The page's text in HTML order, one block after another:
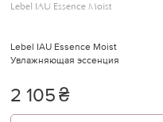
Lebel IAU Essence Moist
Lebel IAU Essence Moist
Увлажняющая эссенция
2 105₴